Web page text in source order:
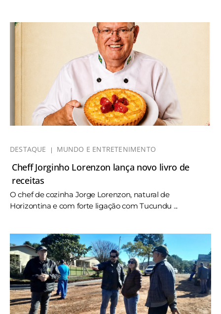
DESTAQUE MUNDO E ENTRETENIMENTO
Cheff Jorginho Lorenzon lança novo livro de
receitas
O chef de cozinha Jorge Lorenzon, natural de
Horizontina e com forte ligação com Tucundu ...